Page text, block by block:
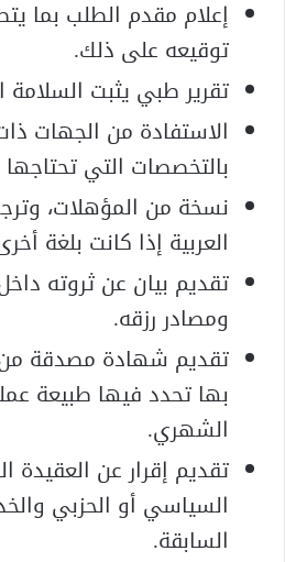
إعلام مقدم الطلب بما
توقيعه على ذلك.
تقرير طبي يثبت السلامة
الاستفادة من الجهات
بالتخصصات التي تحتاجها
نسخة من المؤهلات،
العربية إذا كانت بلغة
تقديم بيان عن ثروته
ومصادر رزقه.
تقديم شهادة مصدقة
بها تحدد فيها طبيعة
الشهري.
تقديم إقرار عن العقيدة
السياسي أو الحزبي
السابقة.